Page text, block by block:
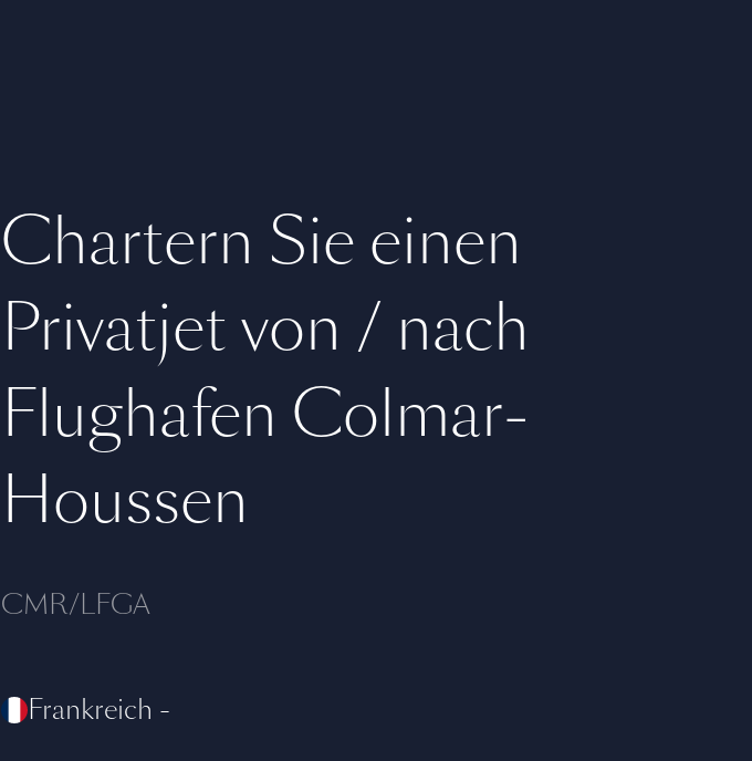
Chartern Sie einen
Privatjet von / nach
Flughafen Colmar-
Houssen
CMR/LFGA
Frankreich -